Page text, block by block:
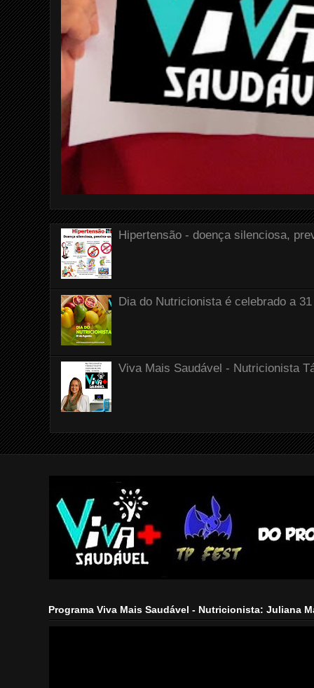
Hipertensão - doença silenciosa,
Dia do Nutricionista é celebrado a
Viva Mais Saudável - Nutricionista
Programa Viva Mais Saudável - Nutricionista: Juliana